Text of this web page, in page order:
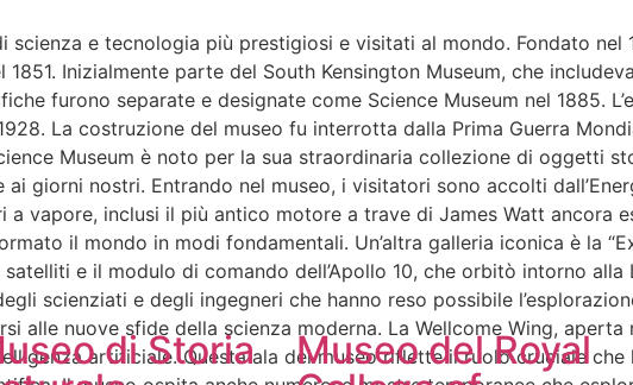
e tecnologia più prestigiosi e visitati al mondo. Fondato nel
Inizialmente parte del South Kensington Museum, che
furono separate e designate come Science Museum nel 1885.
La costruzione del museo fu interrotta dalla Prima Guerra
Museum è noto per la sua straordinaria collezione di oggetti
giorni nostri. Entrando nel museo, i visitatori sono accolti
vapore, inclusi il più antico motore a trave di James Watt ancora
il mondo in modi fondamentali. Un’altra galleria iconica è la
e il modulo di comando dell’Apollo 10, che orbitò intorno alla
scienziati e degli ingegneri che hanno reso possibile
alle nuove sfide della scienza moderna. La Wellcome Wing,
artificiale. Questa ala del museo riflette il ruolo cruciale
di Storia
Museo del Royal